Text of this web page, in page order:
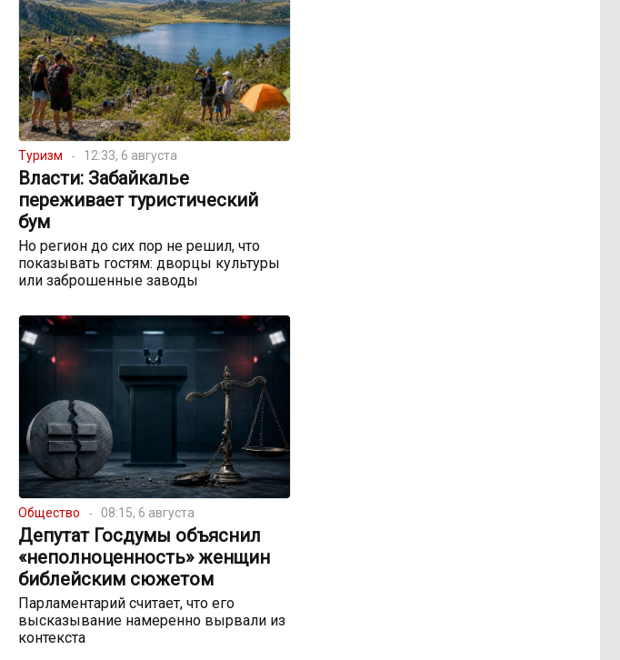
Туризм 12:33, 6 августа
Власти: Забайкалье
переживает туристический
бум
Но регион до сих пор не решил, что
показывать гостям: дворцы культуры
или заброшенные заводы
Общество 08:15, 6 августа
Депутат Госдумы объяснил
«неполноценность» женщин
библейским сюжетом
Парламентарий считает, что его
высказывание намеренно вырвали из
контекста